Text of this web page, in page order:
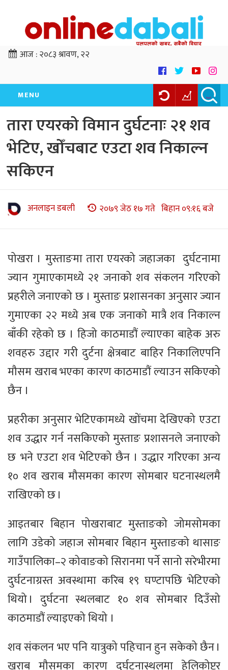
आज :२०८३ श्रावण, २२
MENU
तारा एयरको विमान दुर्घटनाः २१ शव
भेटिए, खोँचबाट एउटा शव निकाल्न
सकिएन
अनलाइन डबली २०७९ जेठ १७ गते बिहान ०९:१६ बजे
पोखरा । मुस्ताङमा तारा एयरको जहाजका दुर्घटनामा
ज्यान गुमाएकामध्ये २१ जनाको शव संकलन गरिएको
प्रहरीले जनाएको छ । मुस्ताङ प्रशासनका अनुसार ज्यान
गुमाएका २२ मध्ये अब एक जनाकाे मात्रै शव निकाल्न
बाँकी रहेको छ । हिजो काठमाडौं ल्याएका बाहेक अरु
शवहरु उद्दार गरी दुर्टना क्षेत्रबाट बाहिर निकालिएपनि
मौसम खराब भएका कारण काठमाडौं ल्याउन सकिएको
छैन ।
प्रहरीका अनुसार भेटिएकामध्ये खोंचमा देखिएको एउटा
शव उद्धार गर्न नसकिएको मुस्ताङ प्रशासनले जनाएको
छ भने एउटा शव भेटिएको छैन । उद्धार गरिएका अन्य
१० शव खराब मौसमका कारण सोमबार घटनास्थलमै
राखिएको छ ।
आइतबार बिहान पोखराबाट मुस्ताङको जोमसोमका
लागि उडेको जहाज सोमबार बिहान मुस्ताङको थासाङ
गाउँपालिका–२ कोवाङको सिरानमा पर्ने सानो सरेभीरमा
दुर्घटनाग्रस्त अवस्थामा करिब १९ घण्टापछि भेटिएको
थियो । दुर्घटना स्थलबाट १० शव सोमबार दिउँसो
काठमाडौं ल्याइएको थियो ।
शव संकलन भए पनि यात्रुको पहिचान हुन सकेको छैन ।